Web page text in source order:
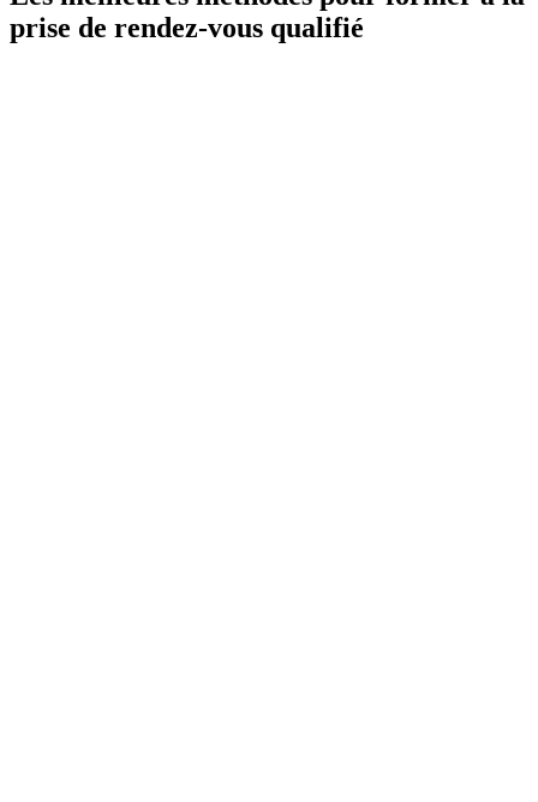
prise de rendez-vous qualifié